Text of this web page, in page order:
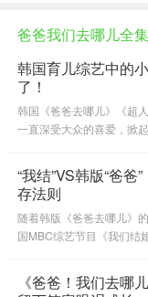
爸爸我们去哪儿全集
韩国育儿综艺中的
了！
韩国《爸爸去哪儿》《超
一直深受大众的喜爱，掀
的在民现在已经是高中生
目中小小可爱的孩子们现
“我结”VS韩版“爸爸
存法则
随着韩版《爸爸去哪儿》
国MBC综艺节目《我们结
活至今？让我们一起解析
吧！
《爸爸！我们去哪